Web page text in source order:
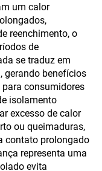
um calor
reenchimento, o
de
se traduz em
gerando benefícios
consumidores
isolamento
excesso de calor
ou queimaduras,
contato prolongado
representa uma
evita